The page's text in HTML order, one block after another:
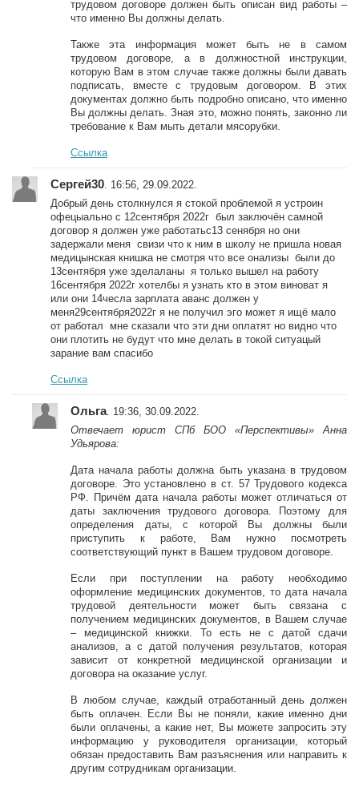
трудовом договоре должен быть описан вид работы –
что именно Вы должны делать.
Также эта информация может быть не в самом
трудовом договоре, а в должностной инструкции,
которую Вам в этом случае также должны были давать
подписать, вместе с трудовым договором. В этих
документах должно быть подробно описано, что именно
Вы должны делать. Зная это, можно понять, законно ли
требование к Вам мыть детали мясорубки.
Ссылка
Сергей30 . 16:56, 29.09.2022.
Добрый день столкнулся я стокой проблемой я устроин
офецыально с 12сентября 2022г был заключён самной
договор я должен уже работатьс13 сенября но они
задержали меня свизи что к ним в школу не пришла новая
медицынская книшка не смотря что все онализы были до
13сентября уже зделаланы я только вышел на работу
16сентября 2022г хотелбы я узнать кто в этом виноват я
или они 14чесла зарплата аванс должен у
меня29сентября2022г я не получил эго может я ищё мало
от работал мне сказали что эти дни оплатят но видно что
они плотить не будут что мне делать в токой ситуацый
зарание вам спасибо
Ссылка
Ольга. 19:36, 30.09.2022.
Отвечает юрист СПб БОО «Перспективы» Анна
Удьярова:
Дата начала работы должна быть указана в трудовом
договоре. Это установлено в ст. 57 Трудового кодекса
РФ. Причём дата начала работы может отличаться от
даты заключения трудового договора. Поэтому для
определения даты, с которой Вы должны были
приступить к работе, Вам нужно посмотреть
соответствующий пункт в Вашем трудовом договоре.
Если при поступлении на работу необходимо
оформление медицинских документов, то дата начала
трудовой деятельности может быть связана с
получением медицинских документов, в Вашем случае
– медицинской книжки. То есть не с датой сдачи
анализов, а с датой получения результатов, которая
зависит от конкретной медицинской организации и
договора на оказание услуг.
В любом случае, каждый отработанный день должен
быть оплачен. Если Вы не поняли, какие именно дни
были оплачены, а какие нет, Вы можете запросить эту
информацию у руководителя организации, который
обязан предоставить Вам разъяснения или направить к
другим сотрудникам организации.